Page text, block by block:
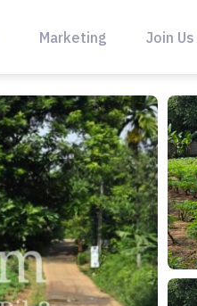
Marketing Join Us